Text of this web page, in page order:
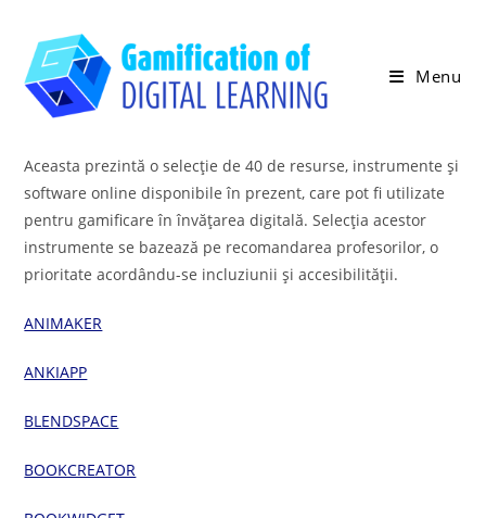
content
Menu
Aceasta prezintă o selecție de 40 de resurse, instrumente și
software online disponibile în prezent, care pot fi utilizate
pentru gamificare în învățarea digitală. Selecția acestor
instrumente se bazează pe recomandarea profesorilor, o
prioritate acordându-se incluziunii și accesibilității.
ANIMAKER
ANKIAPP
BLENDSPACE
BOOKCREATOR